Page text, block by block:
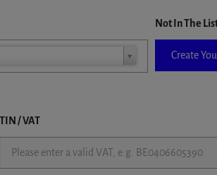
Not In The
Create
TIN / VAT